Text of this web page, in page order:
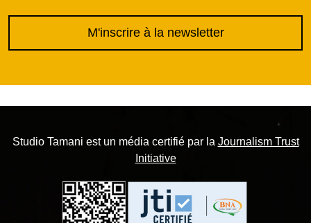
M'inscrire à la newsletter
Studio Tamani est un média certifié par la Journalism Trust
Initiative